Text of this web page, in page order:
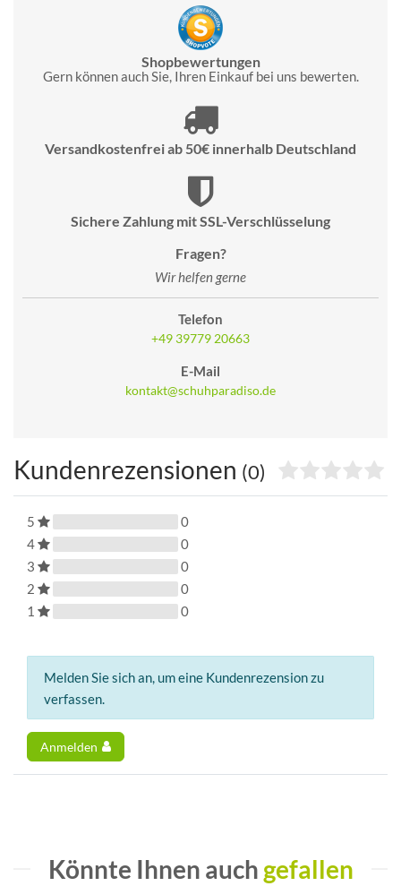
Shopbewertungen
Gern können auch Sie, Ihren Einkauf bei uns bewerten.
Versandkostenfrei ab 50€ innerhalb Deutschland
Sichere Zahlung mit SSL-Verschlüsselung
Fragen?
Wir helfen gerne
Telefon
+49 39779 20663
E-Mail
kontakt@schuhparadiso.de
Kundenrezensionen (0)
5
0
4
0
3
0
2
0
1
0
Melden Sie sich an, um eine Kundenrezension zu
verfassen.
Anmelden
Könnte Ihnen auch gefallen